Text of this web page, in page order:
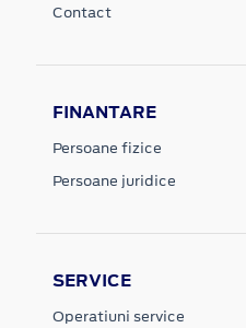
Contact
FINANTARE
Persoane fizice
Persoane juridice
SERVICE
Operatiuni service